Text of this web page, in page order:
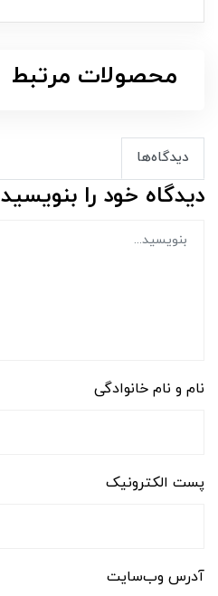
محصولات مرتبط
دیدگاه‌ها
دیدگاه خود را بنویسید
نام و نام خانوادگی
پست الکترونیک
آدرس وب‌سایت